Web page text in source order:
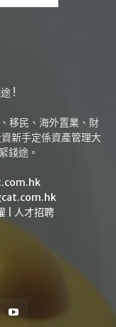
!
移民、海外置業、財
新手定係資產管理大
錢途。
人才招聘